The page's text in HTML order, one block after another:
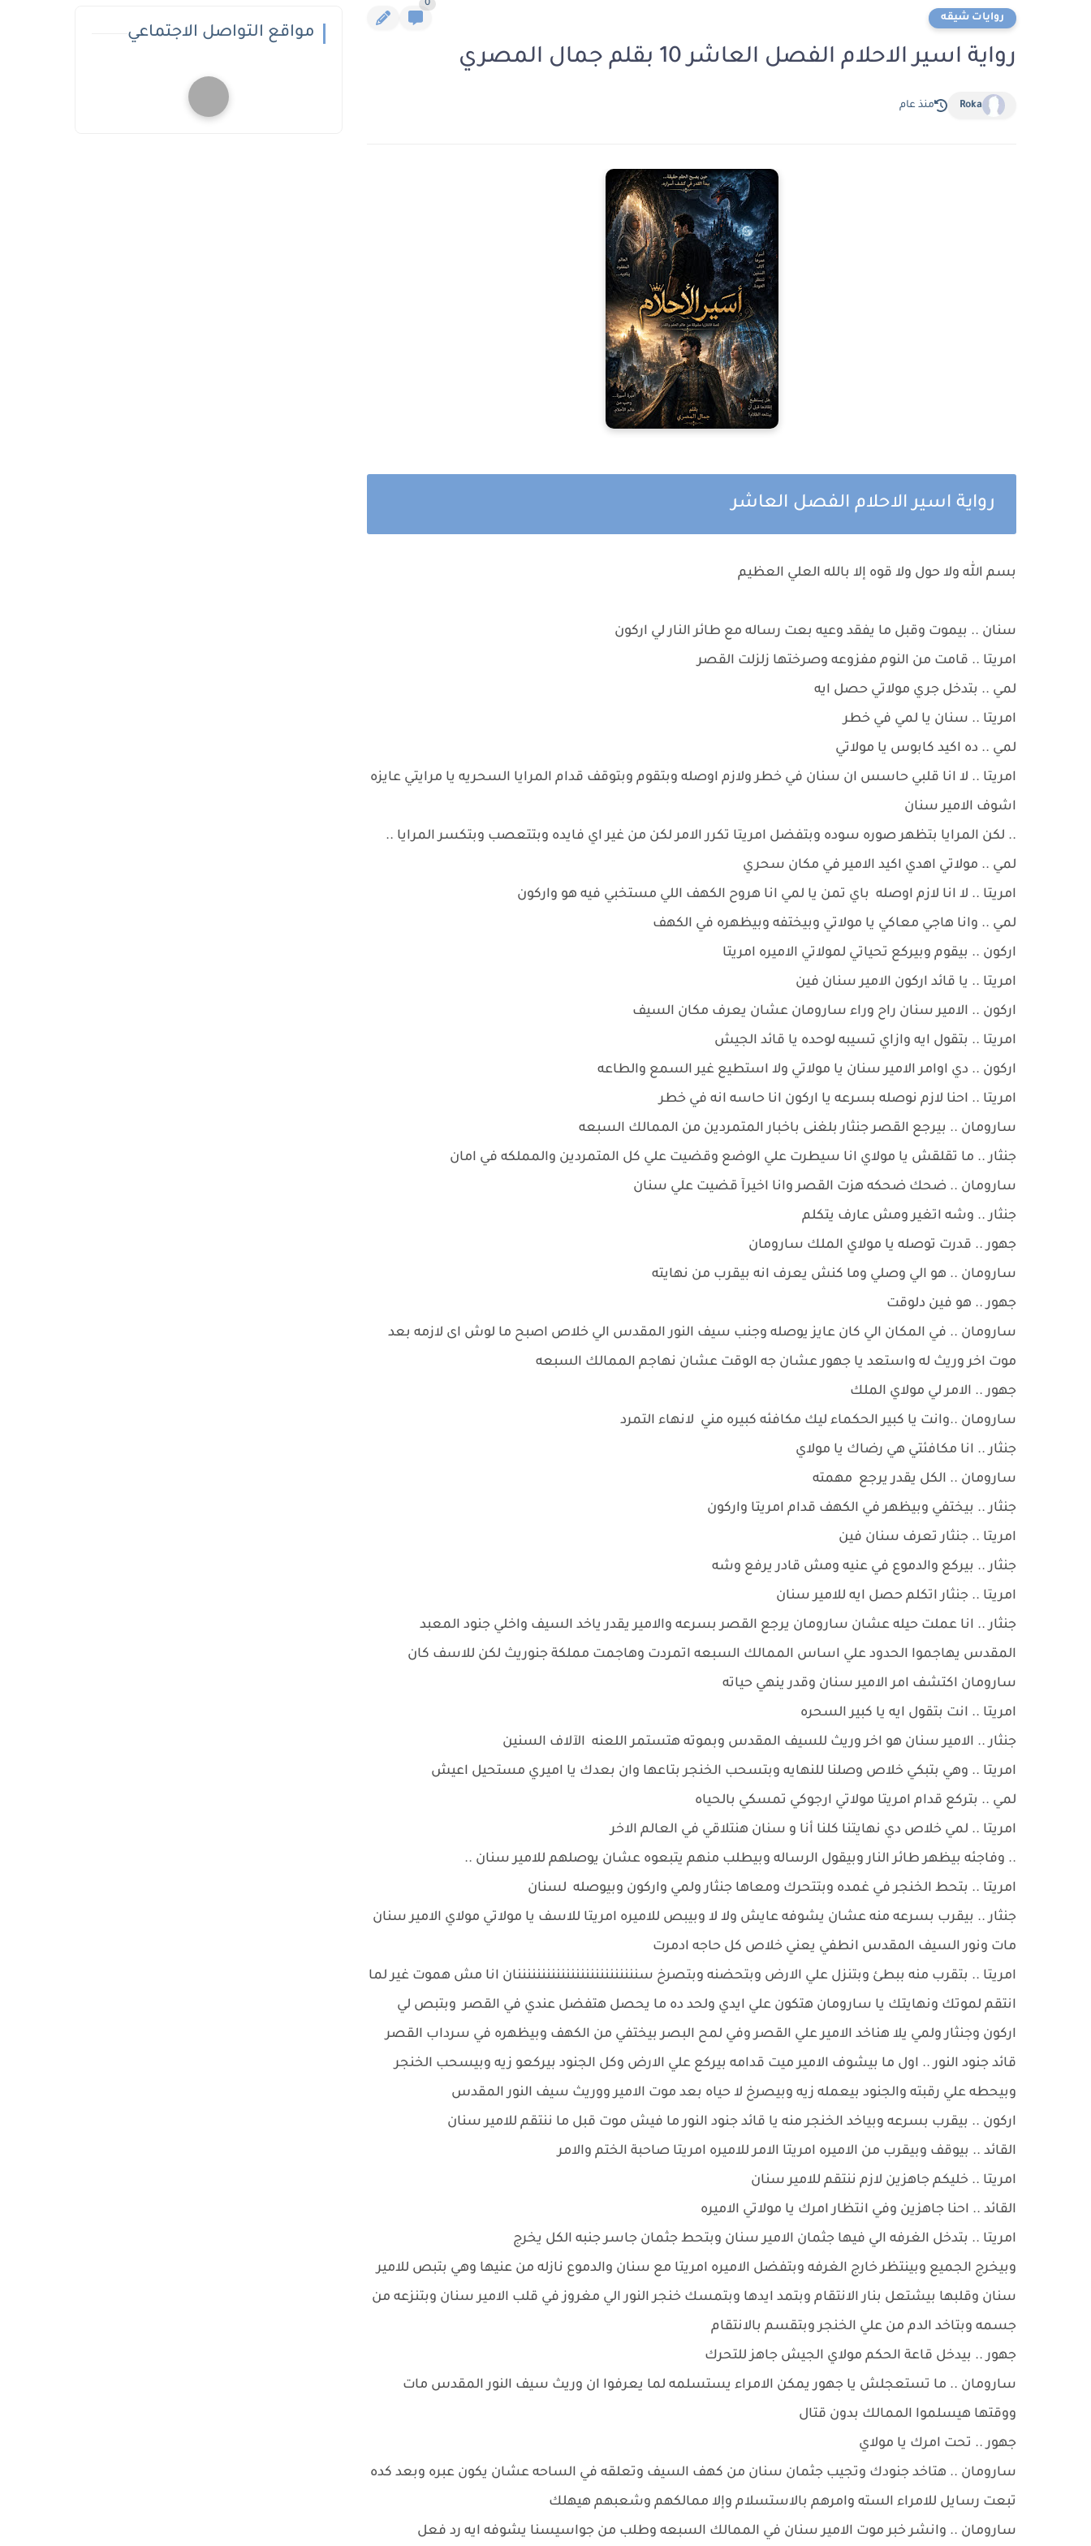
روايات شيقه
0
رواية اسير الاحلام الفصل العاشر 10 بقلم جمال المصري
Roka منذ عام
رواية اسير الاحلام الفصل العاشر
بسم الله ولا حول ولا قوه إلا بالله العلي العظيم
سنان .. بيموت وقبل ما يفقد وعيه بعت رساله مع طائر النار لي اركون
امريتا .. قامت من النوم مفزوعه وصرختها زلزلت القصر
لمي .. بتدخل جري مولاتي حصل ايه
امريتا .. سنان يا لمي في خطر
لمي .. ده اكيد كابوس يا مولاتي
امريتا .. لا انا قلبي حاسس ان سنان في خطر ولازم اوصله وبتقوم وبتوقف قدام المرايا السحريه يا مرايتي عايزه
اشوف الامير سنان
.. لكن المرايا بتظهر صوره سوده وبتفضل امريتا تكرر الامر لكن من غير اي فايده وبتتعصب وبتكسر المرايا ..
لمي .. مولاتي اهدي اكيد الامير في مكان سحري
امريتا .. لا انا لازم اوصله باي تمن يا لمي انا هروح الكهف اللي مستخبي فيه هو واركون
لمي .. وانا هاجي معاكي يا مولاتي وبيختفه وبيظهره في الكهف
اركون .. بيقوم وبيركع تحياتي لمولاتي الاميره امريتا
امريتا .. يا قائد اركون الامير سنان فين
اركون .. الامير سنان راح وراء سارومان عشان يعرف مكان السيف
امريتا .. بتقول ايه وازاي تسيبه لوحده يا قائد الجيش
اركون .. دي اوامر الامير سنان يا مولاتي ولا استطيع غير السمع والطاعه
امريتا .. احنا لازم نوصله بسرعه يا اركون انا حاسه انه في خطر
سارومان .. بيرجع القصر جنثار بلغنى باخبار المتمردين من الممالك السبعه
جنثار .. ما تقلقش يا مولاي انا سيطرت علي الوضع وقضيت علي كل المتمردين والمملكه في امان
سارومان .. ضحك ضحكه هزت القصر وانا اخيرآ قضيت علي سنان
جنثار .. وشه اتغير ومش عارف يتكلم
جهور .. قدرت توصله يا مولاي الملك سارومان
سارومان .. هو الي وصلي وما كنش يعرف انه بيقرب من نهايته
جهور .. هو فين دلوقت
سارومان .. في المكان الي كان عايز يوصله وجنب سيف النور المقدس الي خلاص اصبح ما لوش اى لازمه بعد
موت اخر وريث له واستعد يا جهور عشان جه الوقت عشان نهاجم الممالك السبعه
جهور .. الامر لي مولاي الملك
سارومان ..وانت يا كبير الحكماء ليك مكافئه كبيره مني لانهاء التمرد
جنثار .. انا مكافئتي هي رضاك يا مولاي
سارومان .. الكل يقدر يرجع مهمته
جنثار .. بيختفي وبيظهر في الكهف قدام امريتا واركون
امريتا .. جنثار تعرف سنان فين
جنثار .. بيركع والدموع في عنيه ومش قادر يرفع وشه
امريتا .. جنثار اتكلم حصل ايه للامير سنان
جنثار .. انا عملت حيله عشان سارومان يرجع القصر بسرعه والامير يقدر ياخد السيف واخلي جنود المعبد
المقدس يهاجموا الحدود علي اساس الممالك السبعه اتمردت وهاجمت مملكة جنوريث لكن للاسف كان
سارومان اكتشف امر الامير سنان وقدر ينهي حياته
امريتا .. انت بتقول ايه يا كبير السحره
جنثار .. الامير سنان هو اخر وريث للسيف المقدس وبموته هتستمر اللعنه الآلاف السنين
امريتا .. وهي بتبكي خلاص وصلنا للنهايه وبتسحب الخنجر بتاعها وان بعدك يا اميري مستحيل اعيش
لمي .. بتركع قدام امريتا مولاتي ارجوكي تمسكي بالحياه
امريتا .. لمي خلاص دي نهايتنا كلنا أنا و سنان هنتلاقي في العالم الاخر
.. وفاجئه بيظهر طائر النار وبيقول الرساله وبيطلب منهم يتبعوه عشان يوصلهم للامير سنان ..
امريتا .. بتحط الخنجر في غمده وبتتحرك ومعاها جنثار ولمي واركون وبيوصله لسنان
جنثار .. بيقرب بسرعه منه عشان يشوفه عايش ولا لا وبيبص للاميره امريتا للاسف يا مولاتي مولاي الامير سنان
مات ونور السيف المقدس انطفي يعني خلاص كل حاجه ادمرت
امريتا .. بتقرب منه ببطئ وبتنزل علي الارض وبتحضنه وبتصرخ سنننننننننننننننننننننننننان انا مش هموت غير لما
انتقم لموتك ونهايتك يا سارومان هتكون علي ايدي ولحد ده ما يحصل هتفضل عندي في القصر وبتبص لي
اركون وجنثار ولمي يلا هناخد الامير علي القصر وفي لمح البصر بيختفي من الكهف وبيظهره في سرداب القصر
قائد جنود النور .. اول ما بيشوف الامير ميت قدامه بيركع علي الارض وكل الجنود بيركعو زيه وبيسحب الخنجر
وبيحطه علي رقبته والجنود بيعمله زيه وبيصرخ لا حياه بعد موت الامير ووريث سيف النور المقدس
اركون .. بيقرب بسرعه وبياخد الخنجر منه يا قائد جنود النور ما فيش موت قبل ما ننتقم للامير سنان
القائد .. بيوقف وبيقرب من الاميره امريتا الامر للاميره امريتا صاحبة الختم والامر
امريتا .. خليكم جاهزين لازم ننتقم للامير سنان
القائد .. احنا جاهزين وفي انتظار امرك يا مولاتي الاميره
امريتا .. بتدخل الغرفه الي فيها جثمان الامير سنان وبتحط جثمان جاسر جنبه الكل يخرج
وبيخرج الجميع وبينتظر خارج الغرفه وبتفضل الاميره امريتا مع سنان والدموع نازله من عنيها وهي بتبص للامير
سنان وقلبها بيشتعل بنار الانتقام وبتمد ايدها وبتمسك خنجر النور الي مغروز في قلب الامير سنان وبتنزعه من
جسمه وبتاخد الدم من علي الخنجر وبتقسم بالانتقام
جهور .. بيدخل قاعة الحكم مولاي الجيش جاهز للتحرك
سارومان .. ما تستعجلش يا جهور يمكن الامراء يستسلمه لما يعرفوا ان وريث سيف النور المقدس مات
ووقتها هيسلموا الممالك بدون قتال
جهور .. تحت امرك يا مولاي
سارومان .. هتاخد جنودك وتجيب جثمان سنان من كهف السيف وتعلقه في الساحه عشان يكون عبره وبعد كده
تبعت رسايل للامراء السته وامرهم بالاستسلام وإلا ممالكهم وشعبهم هيهلك
سارومان .. وانشر خبر موت الامير سنان في الممالك السبعه وطلب من جواسيسنا يشوفه ايه رد فعل
مواقع التواصل الاجتماعي